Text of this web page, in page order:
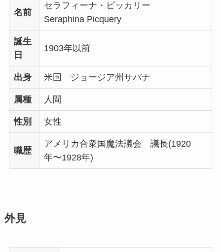
名前
セラフィーナ・ピッカリー
Seraphina Picquery
誕生
日
1903年以前
出身 米国 ジョージア州サバナ
属種 人間
性別 女性
職歴
アメリカ合衆国魔法議会 議長(1920
年〜1928年)
外見